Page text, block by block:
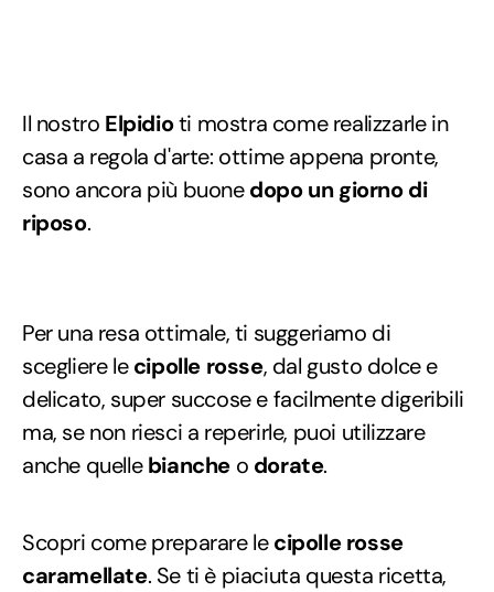
Il nostro Elpidioti mostra come realizzarle in
casa a regola d'arte: ottime appena pronte,
sono ancora più buonedopo un giorno di
riposo.
Per una resa ottimale, ti suggeriamo di
scegliere lecipolle rosse, dal gusto dolce e
delicato, super succose e facilmente digeribili
ma, se non riesci a reperirle, puoi utilizzare
anche quellebianche o dorate.
Scopri come preparare lecipolle rosse
caramellate. Se ti è piaciuta questa ricetta,